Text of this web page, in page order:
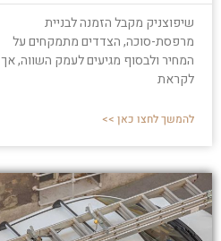
שיפוצניק מקבל הזמנה לבניית
מרפסת-סוכה, הצדדים מתמקחים על
המחיר ולבסוף מגיעים לעמק השווה, אך
לקראת
להמשך לחצו כאן >>